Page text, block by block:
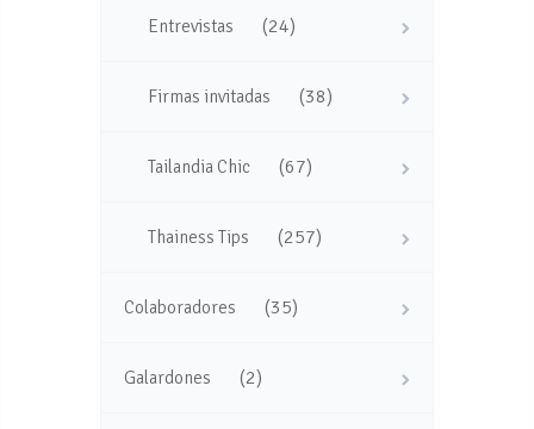
Entrevistas (24)
Firmas invitadas (38)
Tailandia Chic (67)
Thainess Tips (257)
Colaboradores (35)
Galardones (2)